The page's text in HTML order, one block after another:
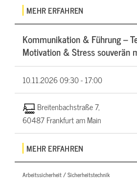
MEHR ERFAHREN
Kommunikation & Führung –
Motivation & Stress souverän
10.11.202609:30 - 17:00
Breitenbachstraße 7,
60487 Frankfurt am Main
MEHR ERFAHREN
Arbeitssicherheit / Sicherheitstechnik